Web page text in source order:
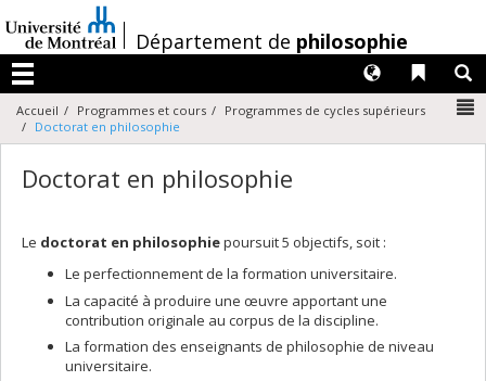
au
contenu
/Département de philosophie
Menu
Liens
Langues
Accueil Programmes et cours
Programmes de cycles supérieurs
Doctorat en philosophie
Doctorat en philosophie
Le doctorat en philosophiepoursuit 5 objectifs, soit :
Le perfectionnement de la formation universitaire.
La capacité à produire une œuvre apportant une
contribution originale au corpus de la discipline.
La formation des enseignants de philosophie de niveau
universitaire.